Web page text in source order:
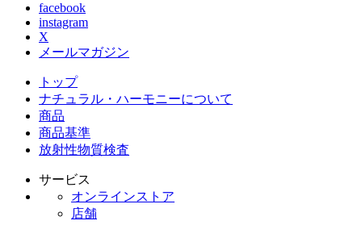
facebook
instagram
X
メールマガジン
トップ
ナチュラル・ハーモニーについて
商品
商品基準
放射性物質検査
サービス
オンラインストア
店舗